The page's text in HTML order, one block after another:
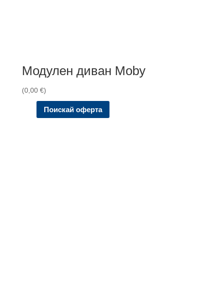
Модулен диван Moby
(0,00 €)
Поискай оферта